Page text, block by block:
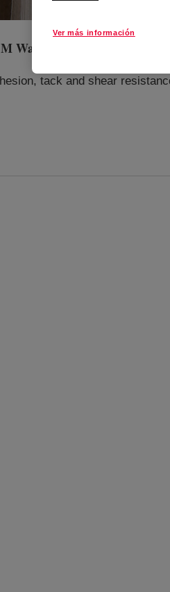
Water-Borne Binder
tack and shear
Ver más información